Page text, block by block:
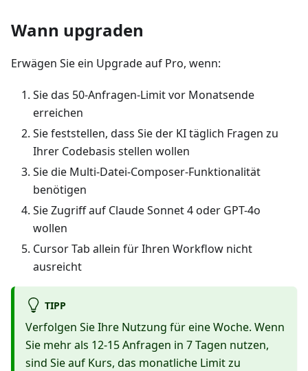
Wann upgraden
Erwägen Sie ein Upgrade auf Pro, wenn:
Sie das 50-Anfragen-Limit vor Monatsende
erreichen
Sie feststellen, dass Sie der KI täglich Fragen zu
Ihrer Codebasis stellen wollen
Sie die Multi-Datei-Composer-Funktionalität
benötigen
Sie Zugriff auf Claude Sonnet 4 oder GPT-4o
wollen
Cursor Tab allein für Ihren Workflow nicht
ausreicht
TIPP
Verfolgen Sie Ihre Nutzung für eine Woche. Wenn
Sie mehr als 12-15 Anfragen in 7 Tagen nutzen,
sind Sie auf Kurs, das monatliche Limit zu